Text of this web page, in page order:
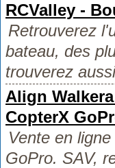
RCValley -
Retrouverez
bateau, des
trouverez
Align
CopterX
Vente en
GoPro. SAV,